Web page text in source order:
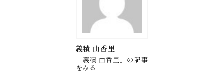
義積 由香里
「義積 由香里」の記事
をみる